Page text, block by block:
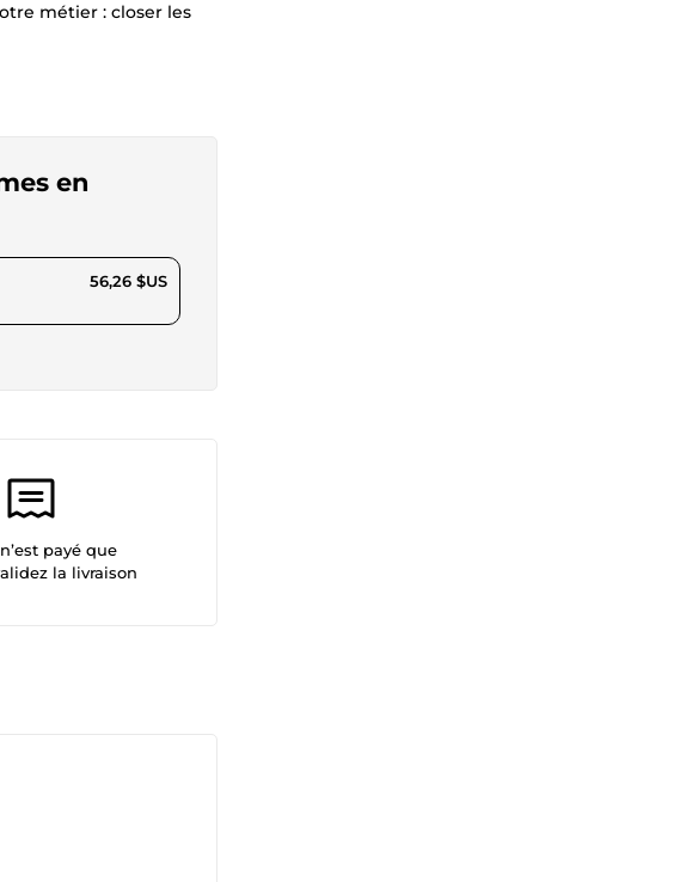
métier : closer les
en
56,26 $US
payé que
la livraison